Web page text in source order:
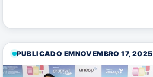
PUBLICADO EMNOVEMBRO 17, 2025